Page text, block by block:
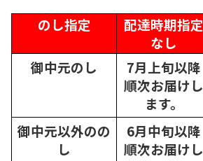
のし指定
配達時期指定
なし
御中元のし
7月上旬以降
順次お届けし
ます。
御中元以外のの
し
6月中旬以降
順次お届けし